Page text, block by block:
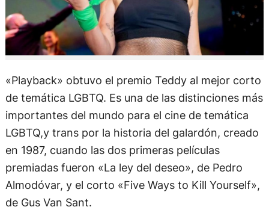
«Playback» obtuvo el premio Teddy al mejor corto
de temática LGBTQ. Es una de las distinciones más
importantes del mundo para el cine de temática
LGBTQ,y trans por la historia del galardón, creado
en 1987, cuando las dos primeras películas
premiadas fueron «La ley del deseo», de Pedro
Almodóvar, y el corto «Five Ways to Kill Yourself»,
de Gus Van Sant.